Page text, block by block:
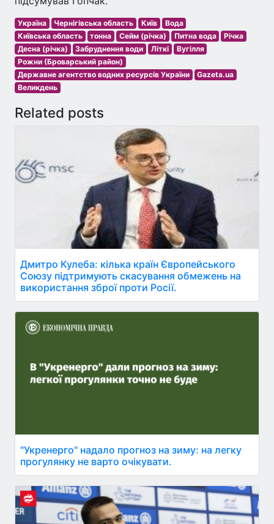
Україна Чернігівська область Київ
Вода
Київська область
тонна Сейм (річка) Питна вода
Річка
Десна (річка)
Забруднення води Літкі
Вугілля
Рожни (Броварський район)
Державне агентство водних ресурсів України
Gazeta.ua
Великдень
Related posts
Дмитро Кулеба: кілька країн Європейського
Союзу підтримують скасування обмежень на
використання зброї проти Росії.
"Укренерго" надало прогноз на зиму: на легку
прогулянку не варто очікувати.